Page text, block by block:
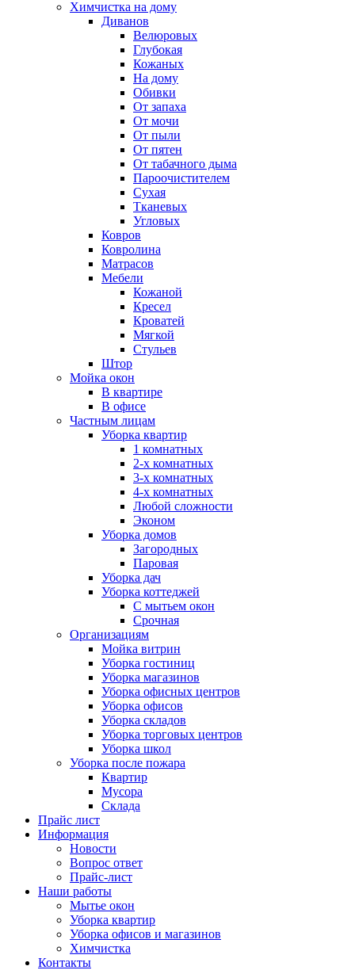
Химчистка на дому
Диванов
Велюровых
Глубокая
Кожаных
На дому
Обивки
От запаха
От мочи
От пыли
От пятен
От табачного дыма
Пароочистителем
Сухая
Тканевых
Угловых
Ковров
Ковролина
Матрасов
Мебели
Кожаной
Кресел
Кроватей
Мягкой
Стульев
Штор
Мойка окон
В квартире
В офисе
Частным лицам
Уборка квартир
1 комнатных
2-х комнатных
3-х комнатных
4-х комнатных
Любой сложности
Эконом
Уборка домов
Загородных
Паровая
Уборка дач
Уборка коттеджей
С мытьем окон
Срочная
Организациям
Мойка витрин
Уборка гостиниц
Уборка магазинов
Уборка офисных центров
Уборка офисов
Уборка складов
Уборка торговых центров
Уборка школ
Уборка после пожара
Квартир
Мусора
Склада
Прайс лист
Информация
Новости
Вопрос ответ
Прайс-лист
Наши работы
Мытье окон
Уборка квартир
Уборка офисов и магазинов
Химчистка
Контакты